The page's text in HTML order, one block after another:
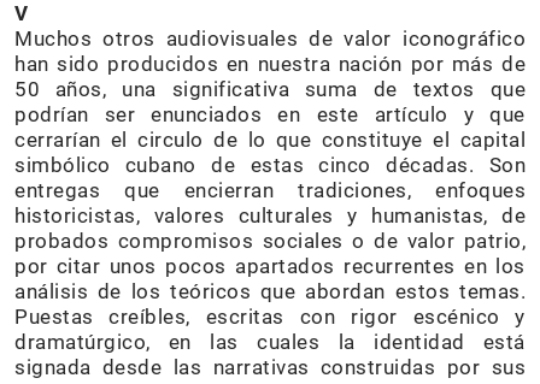
V
Muchos otros audiovisuales de valor iconográfico
han sido producidos en nuestra nación por más de
50 años, una significativa suma de textos que
podrían ser enunciados en este artículo y que
cerrarían el circulo de lo que constituye el capital
simbólico cubano de estas cinco décadas. Son
entregas que encierran tradiciones, enfoques
historicistas, valores culturales y humanistas, de
probados compromisos sociales o de valor patrio,
por citar unos pocos apartados recurrentes en los
análisis de los teóricos que abordan estos temas.
Puestas creíbles, escritas con rigor escénico y
dramatúrgico, en las cuales la identidad está
signada desde las narrativas construidas por sus